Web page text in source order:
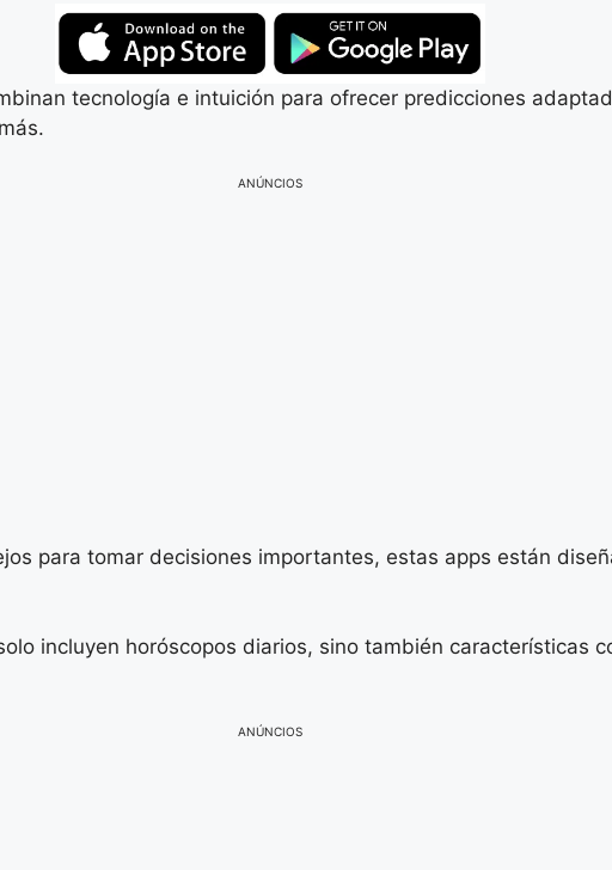
tecnología e intuición para ofrecer predicciones
ANÚNCIOS
para tomar decisiones importantes, estas apps están
incluyen horóscopos diarios, sino también características
ANÚNCIOS